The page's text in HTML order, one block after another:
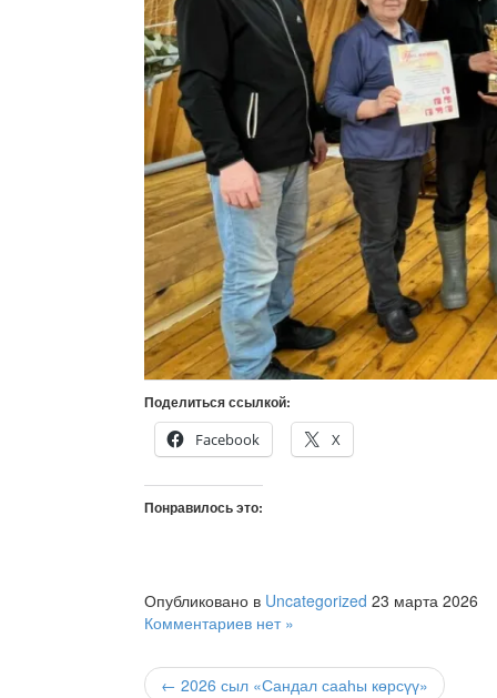
Поделиться ссылкой:
Facebook
X
Понравилось это:
Опубликовано в Uncategorized 23 марта 2026
Комментариев нет »
← 2026 сыл «Сандал сааһы көрсүү»